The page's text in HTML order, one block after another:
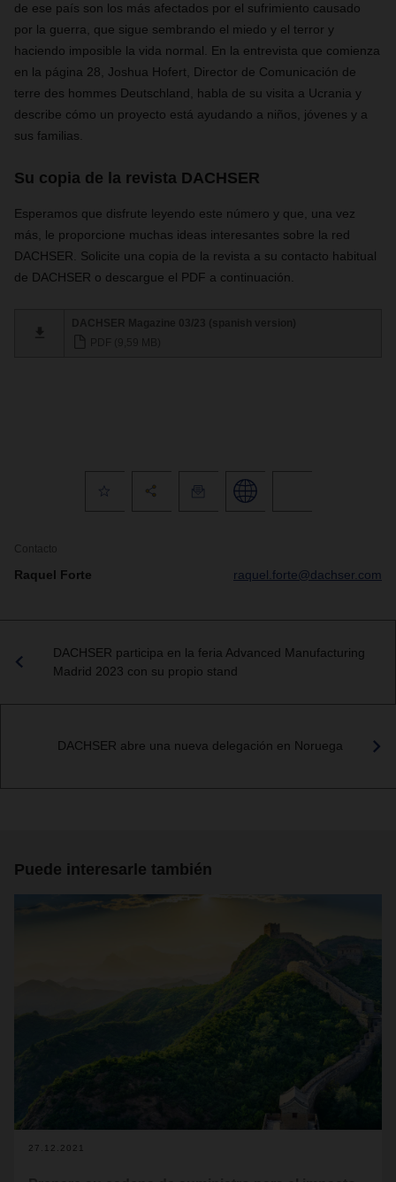
de ese país son los más afectados por el sufrimiento causado
por la guerra, que sigue sembrando el miedo y el terror y
haciendo imposible la vida normal. En la entrevista que comienza
en la página 28, Joshua Hofert, Director de Comunicación de
terre des hommes Deutschland, habla de su visita a Ucrania y
describe cómo un proyecto está ayudando a niños, jóvenes y a
sus familias.
Su copia de la revista DACHSER
Esperamos que disfrute leyendo este número y que, una vez
más, le proporcione muchas ideas interesantes sobre la red
DACHSER. Solicite una copia de la revista a su contacto habitual
de DACHSER o descargue el PDF a continuación.
Contacto
Raquel Forte raquel.forte@dachser.com
DACHSER participa en la feria Advanced Manufacturing
Madrid 2023 con su propio stand
DACHSER abre una nueva delegación en Noruega
Puede interesarle también
27.12.2021